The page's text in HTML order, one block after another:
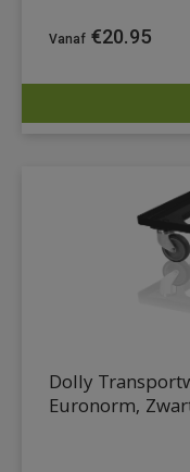
€20.95
Dolly
Euronorm,